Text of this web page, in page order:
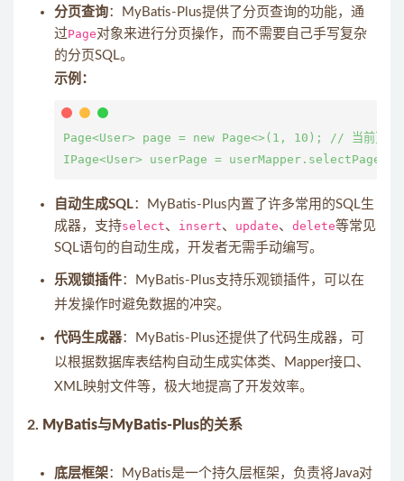
分页查询：MyBatis-Plus提供了分页查询的功能，通
过Page对象来进行分页操作，而不需要自己手写复杂
的分页SQL。
示例：
Page<User> page = new Page<>(1, 10); // 当前页和
自动生成SQL：MyBatis-Plus内置了许多常用的SQL生
成器，支持select、 insert、 update、 delete等常见
SQL语句的自动生成，开发者无需手动编写。
乐观锁插件：MyBatis-Plus支持乐观锁插件，可以在
并发操作时避免数据的冲突。
代码生成器：MyBatis-Plus还提供了代码生成器，可
以根据数据库表结构自动生成实体类、Mapper接口、
XML映射文件等，极大地提高了开发效率。
2. MyBatis与MyBatis-Plus的关系
底层框架：MyBatis是一个持久层框架，负责将Java对